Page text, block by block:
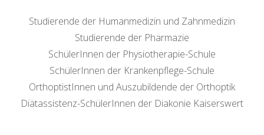
Studierende der Humanmedizin und Zahnmedizin
Studierende der Pharmazie
SchülerInnen der Physiotherapie-Schule
SchülerInnen der Krankenpflege-Schule
OrthoptistInnen und Auszubildende der Orthoptik
Diätassistenz-SchülerInnen der Diakonie Kaiserswert